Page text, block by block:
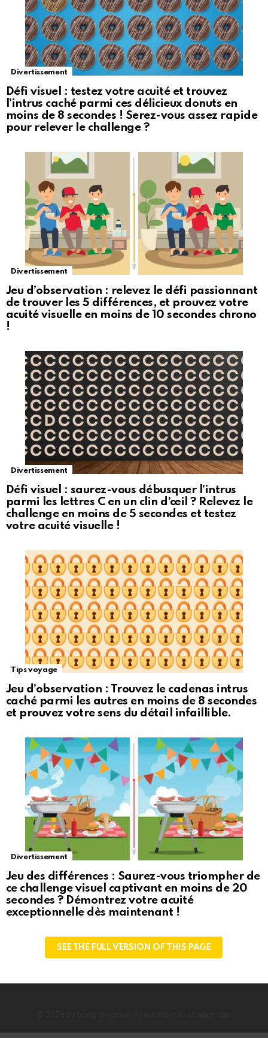
Divertissement
Défi visuel : testez votre acuité et trouvez
l’intrus caché parmi ces délicieux donuts en
moins de 8 secondes ! Serez-vous assez rapide
pour relever le challenge ?
Divertissement
Jeu d’observation : relevez le défi passionnant
de trouver les 5 différences, et prouvez votre
acuité visuelle en moins de 10 secondes chrono
!
Divertissement
Défi visuel : saurez-vous débusquer l’intrus
parmi les lettres C en un clin d’œil ? Relevez le
challenge en moins de 5 secondes et testez
votre acuité visuelle !
Tips voyage
Jeu d’observation : Trouvez le cadenas intrus
caché parmi les autres en moins de 8 secondes
et prouvez votre sens du détail infaillible.
Divertissement
Jeu des différences : Saurez-vous triompher de
ce challenge visuel captivant en moins de 20
secondes ? Démontrez votre acuité
exceptionnelle dès maintenant !
SEE THE FULL VERSION OF THIS PAGE